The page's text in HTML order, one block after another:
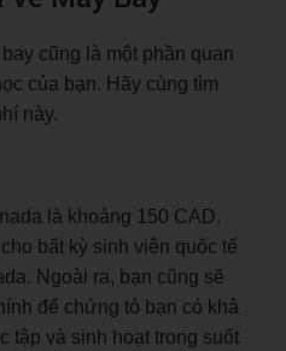
cũng là một phần quan
của bạn. Hãy cùng tìm
này.
là khoảng 150 CAD.
bất kỳ sinh viên quốc tế
Ngoài ra, bạn cũng sẽ
để chứng tỏ bạn có khả
tập và sinh hoạt trong suốt